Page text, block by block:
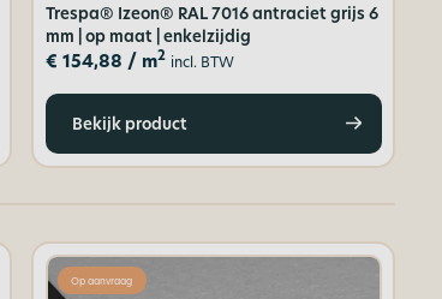
Trespa® Izeon® RAL 7016 antraciet grijs 6
mm | op maat | enkelzijdig
€ 154,88 / m2 incl. BTW
Bekijk product
Op aanvraag